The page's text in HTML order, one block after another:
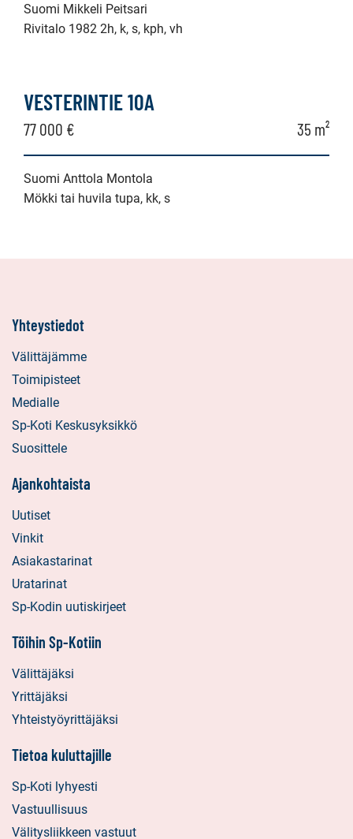
Suomi Mikkeli Peitsari
Rivitalo 1982 2h, k, s, kph, vh
VESTERINTIE 10A
77 000 € 35 m²
Suomi Anttola Montola
Mökki tai huvila tupa, kk, s
Yhteystiedot
Välittäjämme
Toimipisteet
Medialle
Sp-Koti Keskusyksikkö
Suosittele
Ajankohtaista
Uutiset
Vinkit
Asiakastarinat
Uratarinat
Sp-Kodin uutiskirjeet
Töihin Sp-Kotiin
Välittäjäksi
Yrittäjäksi
Yhteistyöyrittäjäksi
Tietoa kuluttajille
Sp-Koti lyhyesti
Vastuullisuus
Välitysliikkeen vastuut